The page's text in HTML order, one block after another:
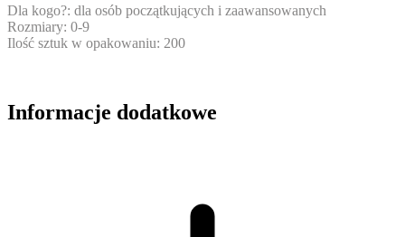
Dla kogo?: dla osób początkujących i zaawansowanych
Rozmiary: 0-9
Ilość sztuk w opakowaniu: 200
Informacje dodatkowe